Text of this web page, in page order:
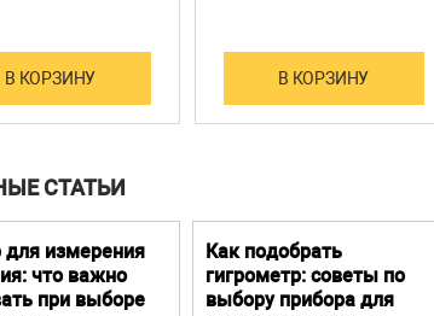
В КОРЗИНУ В КОРЗИНУ
СТАТЬИ
для измерения
что важно
при выборе
Как подобрать
гигрометр: советы по
выбору прибора для